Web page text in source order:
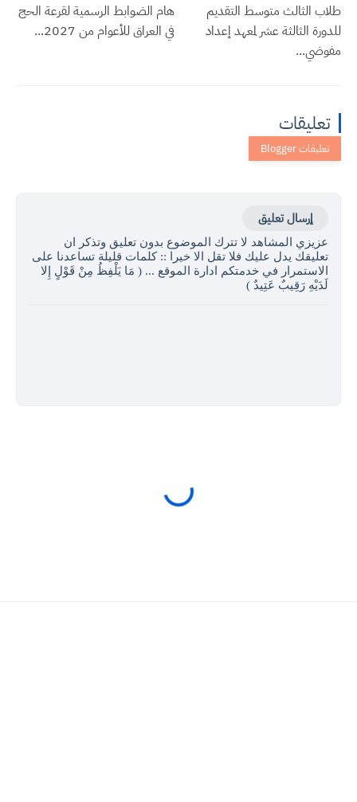
طلاب الثالث متوسط التقديم
للدورة الثالثة عشر لمعهد إعداد
مفوضي...
هام الضوابط الرسمية لقرعة الحج
في العراق للأعوام من 2027...
تعليقات
إرسال تعليق
عزيزي المشاهد لا تترك الموضوع بدون تعليق وتذكر ان
تعليقك يدل عليك فلا تقل الا خيرا :: كلمات قليلة تساعدنا على
الاستمرار في خدمتكم ادارة الموقع ... ( مَا يَلْفِظُ مِنْ قَوْلٍ إِلا
لَدَيْهِ رَقِيبٌ عَتِيدٌ )